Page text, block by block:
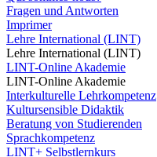
Fragen und Antworten
Imprimer
Lehre International (LINT)
Lehre International (LINT)
LINT-Online Akademie
LINT-Online Akademie
Interkulturelle Lehrkompetenz
Kultursensible Didaktik
Beratung von Studierenden
Sprachkompetenz
LINT+ Selbstlernkurs